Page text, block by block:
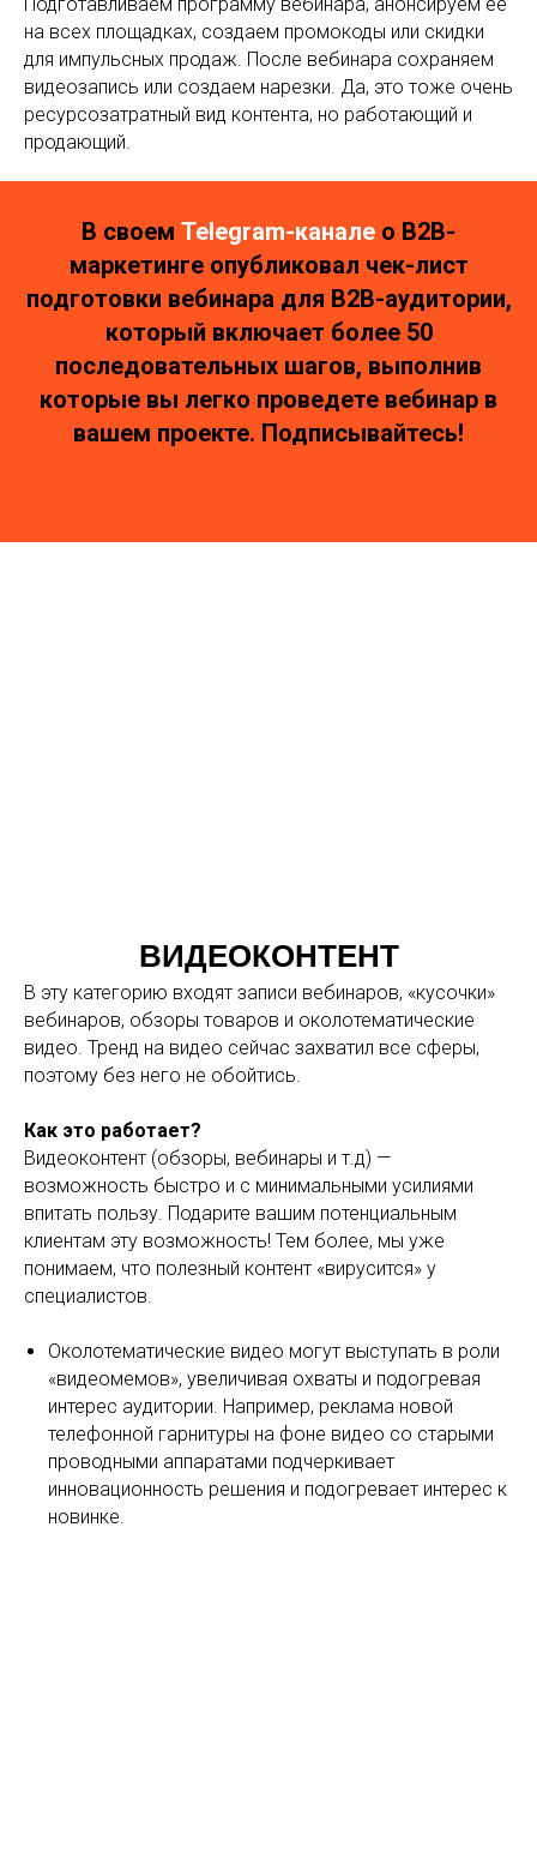
на всех площадках, создаем промокоды или скидки
для импульсных продаж. После вебинара сохраняем
видеозапись или создаем нарезки. Да, это тоже очень
ресурсозатратный вид контента, но работающий и
продающий.
В своем Telegram-канале о В2В-
маркетинге опубликовал чек-лист
подготовки вебинара для В2В-аудитории,
который включает более 50
последовательных шагов, выполнив
которые вы легко проведете вебинар в
вашем проекте. Подписывайтесь!
ВИДЕОКОНТЕНТ
В эту категорию входят записи вебинаров, «кусочки»
вебинаров, обзоры товаров и околотематические
видео. Тренд на видео сейчас захватил все сферы,
поэтому без него не обойтись.
Как это работает?
Видеоконтент (обзоры, вебинары и т.д) —
возможность быстро и с минимальными усилиями
впитать пользу. Подарите вашим потенциальным
клиентам эту возможность! Тем более, мы уже
понимаем, что полезный контент «вирусится» у
специалистов.
Околотематические видео могут выступать в роли
«видеомемов», увеличивая охваты и подогревая
интерес аудитории. Например, реклама новой
телефонной гарнитуры на фоне видео со старыми
проводными аппаратами подчеркивает
инновационность решения и подогревает интерес к
новинке.